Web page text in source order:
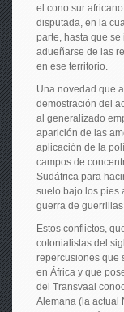
el cono sur
disputada, en la
parte, hasta que
adueñarse de las
en ese territorio.
Una novedad que
demostración del
al generalizado
aparición de las
aplicación de la
campos de
Sudáfrica para
suelo bajo los pies
guerra de
Estos conflictos,
colonialistas del
repercusiones que
en África y que
del Transvaal
Alemana (la actual